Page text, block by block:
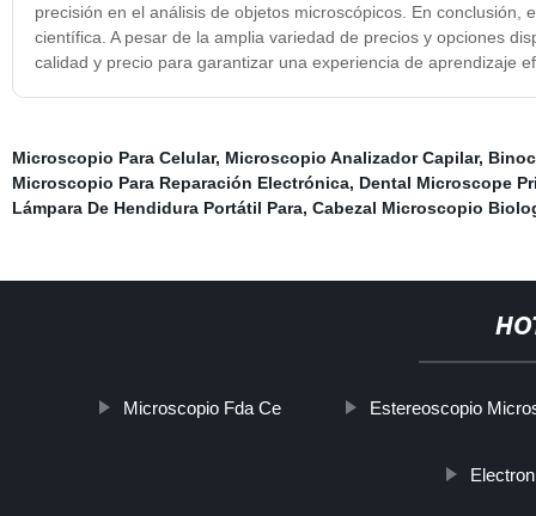
precisión en el análisis de objetos microscópicos. En
científica. A pesar de la amplia variedad de precios y opciones
calidad y precio para garantizar una experiencia de aprendizaje
Microscopio Para Celular, Microscopio Analizador Capilar,
Microscopio Para Reparación Electrónica, Dental Microscope
Lámpara De Hendidura Portátil Para, Cabezal Microscopio
Microscopio Fda Ce Estereoscopio